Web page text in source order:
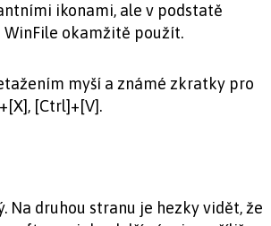
ikonami, ale v podstatě
WinFile okamžitě použít.
myší a známé zkratky pro
[Ctrl]+[V].
Na druhou stranu je hezky vidět, že